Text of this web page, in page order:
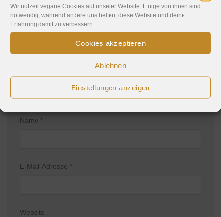
Wir nutzen vegane Cookies auf unserer Website. Einige von ihnen sind
notwendig, während andere uns helfen, diese Website und deine
Erfahrung damit zu verbessern.
Cookies akzeptieren
Ablehnen
Einstellungen anzeigen
Deine E-Mail-Adresse wird nicht veröffentlicht.
Erforderliche Felder sind mit*markiert
Kommentar*
Name *
E-Mail-Adresse *
Website